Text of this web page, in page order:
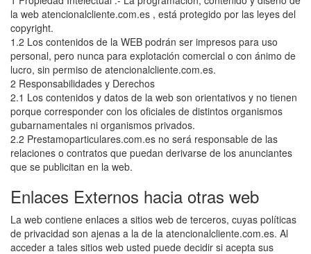
la web atencionalcliente.com.es , está protegido por las leyes del
copyright.
1.2 Los contenidos de la WEB podrán ser impresos para uso
personal, pero nunca para explotación comercial o con ánimo de
lucro, sin permiso de atencionalcliente.com.es.
2 Responsabilidades y Derechos
2.1 Los contenidos y datos de la web son orientativos y no tienen
porque corresponder con los oficiales de distintos organismos
gubarnamentales ni organismos privados.
2.2 Prestamoparticulares.com.es no será responsable de las
relaciones o contratos que puedan derivarse de los anunciantes
que se publicitan en la web.
Enlaces Externos hacia otras web
La web contiene enlaces a sitios web de terceros, cuyas políticas
de privacidad son ajenas a la de la atencionalcliente.com.es. Al
acceder a tales sitios web usted puede decidir si acepta sus